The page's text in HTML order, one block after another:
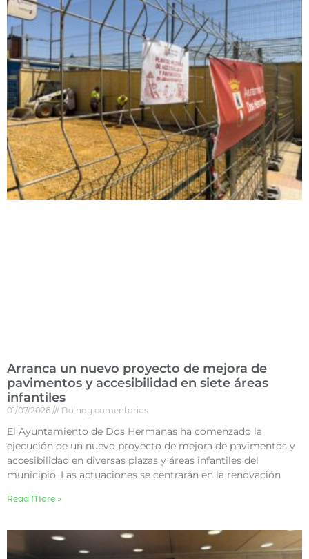
Arranca un nuevo proyecto de mejora de
pavimentos y accesibilidad en siete áreas
infantiles
01/07/2026 No hay comentarios
El Ayuntamiento de Dos Hermanas ha comenzado la
ejecución de un nuevo proyecto de mejora de pavimentos y
accesibilidad en diversas plazas y áreas infantiles del
municipio. Las actuaciones se centrarán en la renovación
Read More »